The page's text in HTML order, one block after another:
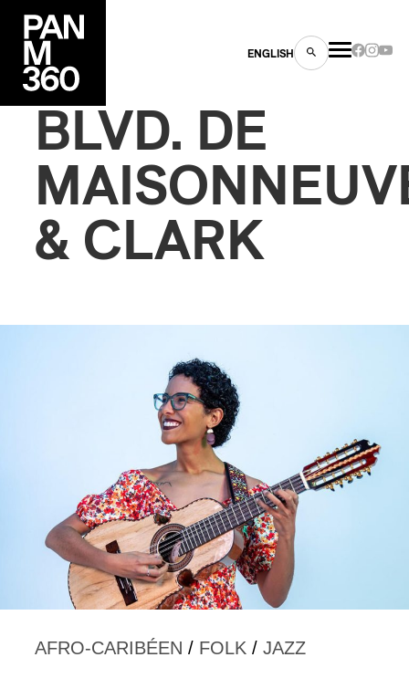
ENGLISH
BLVD. DE
& CLARK
AFRO-CARIBÉEN / FOLK / JAZZ